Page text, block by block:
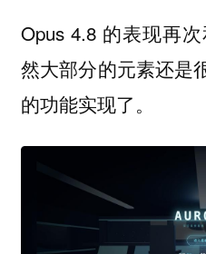
Opus 4.8 的表现再
然大部分的元素还是
的功能实现了。